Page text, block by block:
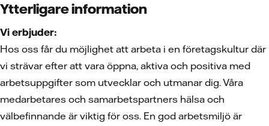
Ytterligare information
Vi erbjuder:
Hos oss får du möjlighet att arbeta i en företagskultur där
vi strävar efter att vara öppna, aktiva och positiva med
arbetsuppgifter som utvecklar och utmanar dig. Våra
medarbetares och samarbetspartners hälsa och
välbefinnande är viktig för oss. En god arbetsmiljö är